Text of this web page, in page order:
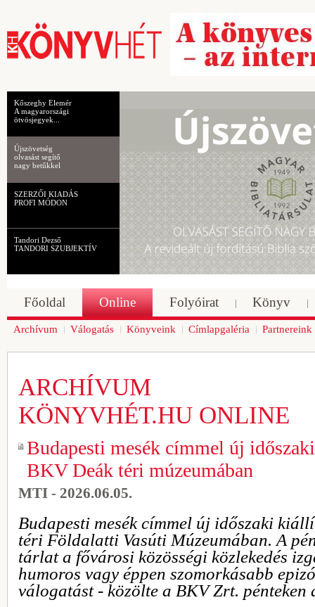
Kőszeghy Elemér
A magyarországi
ötvösjegyek...
Újszövetség
olvasást segítő
nagy betűkkel
SZERZŐI KIADÁS
PROFI MÓDON
Tandori Dezső
TANDORI SZUBJEKTÍV
Főoldal Online Folyóirat Könyv
Archívum Válogatás Könyveink Címlapgaléria Partnereink
ARCHÍVUM
KÖNYVHÉT.HU ONLINE
Budapesti mesék címmel új
BKV Deák téri múzeumában
MTI - 2026.06.05.
Budapesti mesék címmel új időszaki
téri Földalatti Vasúti Múzeumában. A
tárlat a fővárosi közösségi közlekedés
humoros vagy éppen szomorkásabb
válogatást - közölte a BKV Zrt. pénteken